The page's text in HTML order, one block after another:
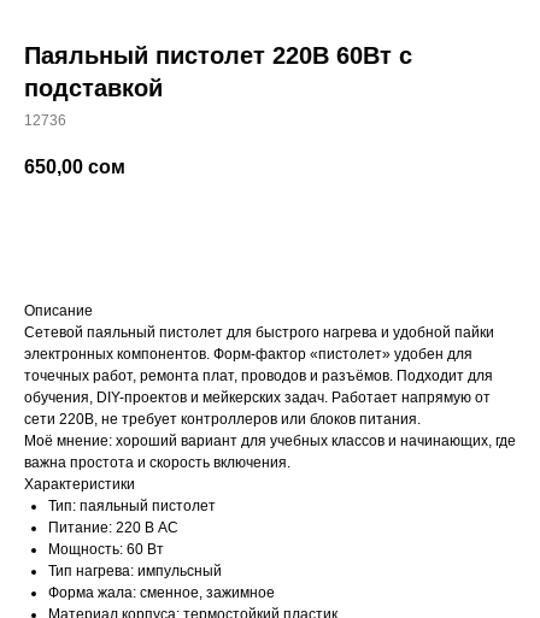
Паяльный пистолет 220В 60Вт с
подставкой
12736
650,00 сом
Описание
Сетевой паяльный пистолет для быстрого нагрева и удобной пайки
электронных компонентов. Форм-фактор «пистолет» удобен для
точечных работ, ремонта плат, проводов и разъёмов. Подходит для
обучения, DIY-проектов и мейкерских задач. Работает напрямую от
сети 220В, не требует контроллеров или блоков питания.
Моё мнение: хороший вариант для учебных классов и начинающих, где
важна простота и скорость включения.
Характеристики
Тип: паяльный пистолет
Питание: 220 В AC
Мощность: 60 Вт
Тип нагрева: импульсный
Форма жала: сменное, зажимное